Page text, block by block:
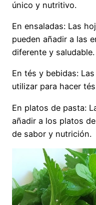
único y nutritivo.
En ensaladas: Las
pueden añadir a las
diferente y saludable.
En tés y bebidas:
utilizar para hacer
En platos de pasta:
añadir a los platos
de sabor y nutrición.